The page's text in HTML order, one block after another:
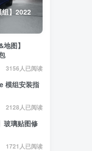
组】2022
地图】
3156人已阅读
模组安装指
2128人已阅读
玻璃贴图修
1721人已阅读